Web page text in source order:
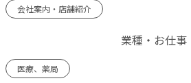
会社案内・店舗紹介
業種・お仕事
医療、薬局